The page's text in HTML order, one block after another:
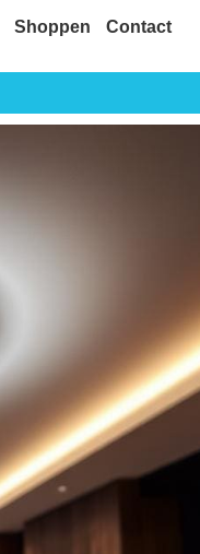
Shoppen Contact